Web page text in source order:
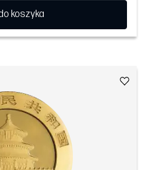
koszyka